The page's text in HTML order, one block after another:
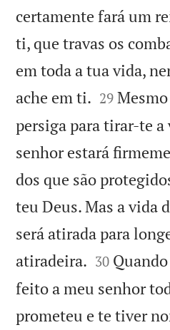
certamente fará um
ti, que travas os
em toda a tua vida,
ache em ti. 

29
persiga para tirar-te a
senhor estará
dos que são
teu Deus. Mas a vida
será atirada para
atiradeira. 

30
feito a meu senhor
prometeu e te tiver